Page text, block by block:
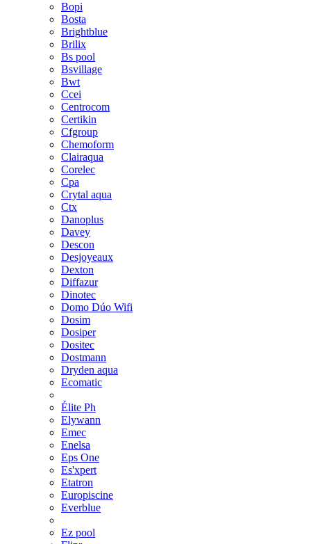
Bopi
Bosta
Brightblue
Brilix
Bs pool
Bsvillage
Bwt
Ccei
Centrocom
Certikin
Cfgroup
Chemoform
Clairaqua
Corelec
Cpa
Crytal aqua
Ctx
Danoplus
Davey
Descon
Desjoyeaux
Dexton
Diffazur
Dinotec
Domo Dúo Wifi
Dosim
Dosiper
Dositec
Dostmann
Dryden aqua
Ecomatic
Élite Ph
Elywann
Emec
Enelsa
Eps One
Es'xpert
Etatron
Europiscine
Everblue
Ez pool